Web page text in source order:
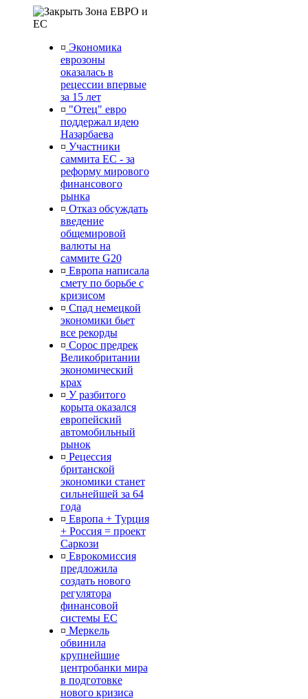
Зона ЕВРО и
ЕС
¤ Экономика
еврозоны
оказалась в
рецессии впервые
за 15 лет
¤ "Отец" евро
поддержал идею
Назарбаева
¤ Участники
саммита ЕС - за
реформу мирового
финансового
рынка
¤ Отказ обсуждать
введение
общемировой
валюты на
саммите G20
¤ Европа написала
смету по борьбе с
кризисом
¤ Спад немецкой
экономики бьет
все рекорды
¤ Сорос предрек
Великобритании
экономический
крах
¤ У разбитого
корыта оказался
европейский
автомобильный
рынок
¤ Рецессия
британской
экономики станет
сильнейшей за 64
года
¤ Европа + Турция
+ Россия = проект
Саркози
¤ Еврокомиссия
предложила
создать нового
регулятора
финансовой
системы ЕС
¤ Меркель
обвинила
крупнейшие
центробанки мира
в подготовке
нового кризиса